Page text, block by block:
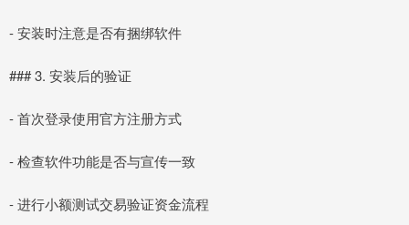
- 安装时注意是否有捆绑软件
### 3. 安装后的验证
- 首次登录使用官方注册方式
- 检查软件功能是否与宣传一致
- 进行小额测试交易验证资金流程